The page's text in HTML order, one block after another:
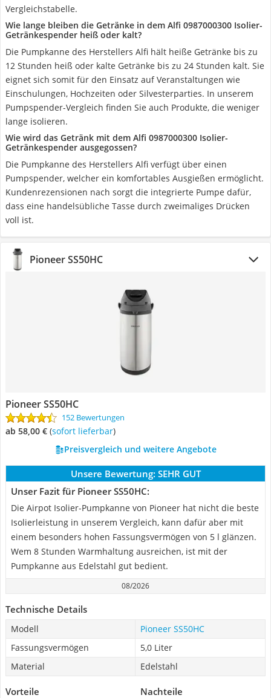
Vergleichstabelle.
Wie lange bleiben die Getränke in dem Alfi 0987000300 Isolier-
Getränkespender heiß oder kalt?
Die Pumpkanne des Herstellers Alfi hält heiße Getränke bis zu
12 Stunden heiß oder kalte Getränke bis zu 24 Stunden kalt. Sie
eignet sich somit für den Einsatz auf Veranstaltungen wie
Einschulungen, Hochzeiten oder Silvesterparties. In unserem
Pumpspender-Vergleich finden Sie auch Produkte, die weniger
lange isolieren.
Wie wird das Getränk mit dem Alfi 0987000300 Isolier-
Getränkespender ausgegossen?
Die Pumpkanne des Herstellers Alfi verfügt über einen
Pumpspender, welcher ein komfortables Ausgießen ermöglicht.
Kundenrezensionen nach sorgt die integrierte Pumpe dafür,
dass eine handelsübliche Tasse durch zweimaliges Drücken
voll ist.
Pioneer SS50HC
Pioneer SS50HC
152 Bewertungen
ab 58,00 € ( Sofort lieferbar)
Preisvergleich und weitere Angebote
Unsere Bewertung: SEHR GUT
Unser Fazit für Pioneer SS50HC:
Die Airpot Isolier-Pumpkanne von Pioneer hat nicht die beste
Isolierleistung in unserem Vergleich, kann dafür aber mit
einem besonders hohen Fassungsvermögen von 5 l glänzen.
Wem 8 Stunden Warmhaltung ausreichen, ist mit der
Pumpkanne aus Edelstahl gut bedient.
08/2026
Technische Details
Modell
Pioneer SS50HC
Fassungsvermögen
5,0 Liter
Material
Edelstahl
Vorteile Nachteile